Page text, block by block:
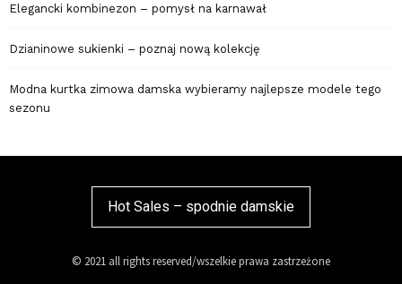
Elegancki kombinezon – pomysł na karnawał
Dzianinowe sukienki – poznaj nową kolekcję
Modna kurtka zimowa damska wybieramy najlepsze modele tego
sezonu
Hot Sales – spodnie damskie
© 2021 all rights reserved/wszelkie prawa zastrzeżone